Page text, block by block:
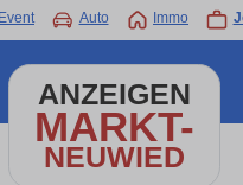
Event Auto Immo
ANZEIGEN
MARKT-
NEUWIED